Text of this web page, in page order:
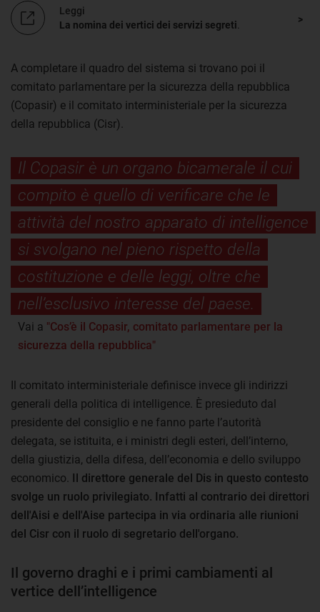
Leggi
La nomina dei vertici dei servizi segreti
A completare il quadro del sistema si trovano poi il
comitato parlamentare per la sicurezza della repubblica
(Copasir) e il comitato interministeriale per la sicurezza
della repubblica (Cisr).
Il Copasir è un organo bicamerale il cui
compito è quello di verificare che le
attività del nostro apparato di intelligence
si svolgano nel pieno rispetto della
costituzione e delle leggi, oltre che
nell’esclusivo interesse del paese.
Vai a "Cos’è il Copasir, comitato parlamentare per la
sicurezza della repubblica"
Il comitato interministeriale definisce invece gli indirizzi
generali della politica di intelligence. È presieduto dal
presidente del consiglio e ne fanno parte l’autorità
delegata, se istituita, e i ministri degli esteri, dell’interno,
della giustizia, della difesa, dell’economia e dello sviluppo
economico. Il direttore generale del Dis in questo contesto
svolge un ruolo privilegiato. Infatti al contrario dei direttori
dell'Aisi e dell'Aise partecipa in via ordinaria alle riunioni
del Cisr con il ruolo di segretario dell'organo.
Il governo draghi e i primi cambiamenti al
vertice dell’intelligence